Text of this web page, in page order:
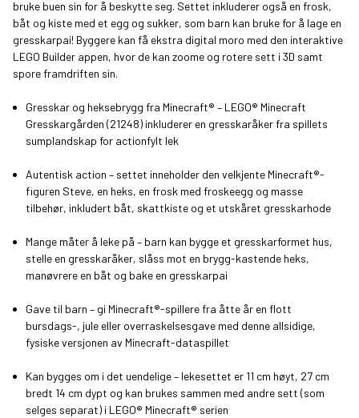
bruke buen sin for å beskytte seg. Settet inkluderer også en frosk,
båt og kiste med et egg og sukker, som barn kan bruke for å lage en
gresskarpai! Byggere kan få ekstra digital moro med den interaktive
LEGO Builder appen, hvor de kan zoome og rotere sett i 3D samt
spore framdriften sin.
Gresskar og heksebrygg fra Minecraft® – LEGO® Minecraft
Gresskargården (21248) inkluderer en gresskaråker fra spillets
sumplandskap for actionfylt lek
Autentisk action – settet inneholder den velkjente Minecraft®-
figuren Steve, en heks, en frosk med froskeegg og masse
tilbehør, inkludert båt, skattkiste og et utskåret gresskarhode
Mange måter å leke på – barn kan bygge et gresskarformet hus,
stelle en gresskaråker, slåss mot en brygg-kastende heks,
manøvrere en båt og bake en gresskarpai
Gave til barn – gi Minecraft®-spillere fra åtte år en flott
bursdags-, jule eller overraskelsesgave med denne allsidige,
fysiske versjonen av Minecraft-dataspillet
Kan bygges om i det uendelige – lekesettet er 11 cm høyt, 27 cm
bredt 14 cm dypt og kan brukes sammen med andre sett (som
selges separat) i LEGO® Minecraft® serien